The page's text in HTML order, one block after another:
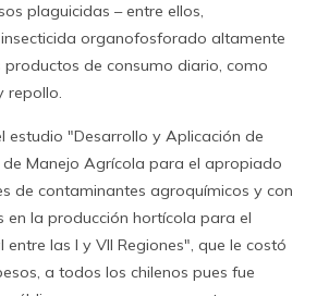
plaguicidas – entre ellos,
organofosforado altamente
productos de consumo diario, como
repollo.
estudio "Desarrollo y Aplicación de
de Manejo Agrícola para el apropiado
de contaminantes agroquímicos y con
en la producción hortícola para el
las I y VII Regiones", que le costó
a todos los chilenos pues fue